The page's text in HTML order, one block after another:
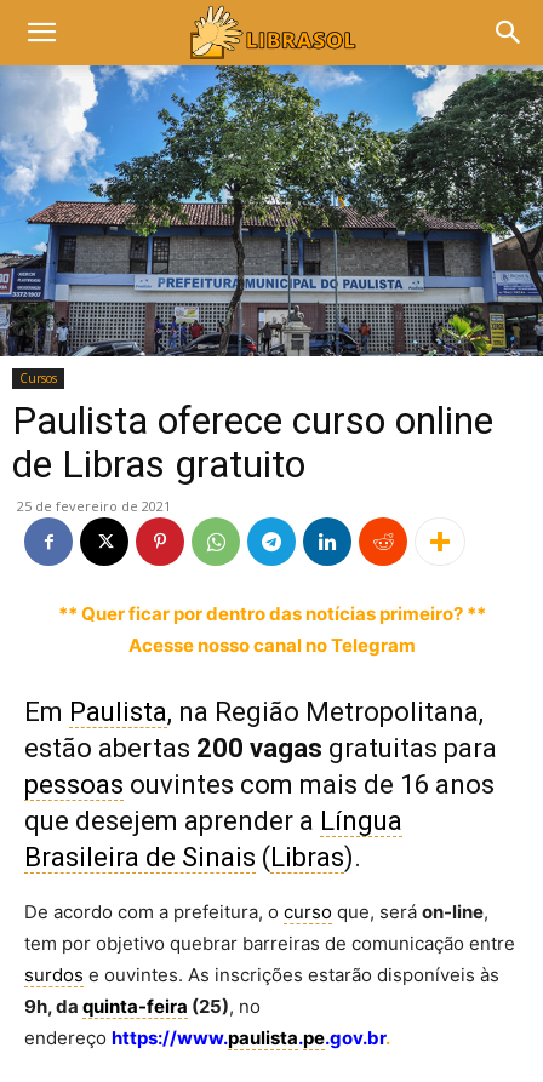
Cursos
Paulista oferece curso online
de Libras gratuito
25 de fevereiro de 2021
** Quer ficar por dentro das notícias primeiro? **
Acesse nosso canal no Telegram
Em Paulista, na Região Metropolitana,
estão abertas 200 vagas gratuitas para
pessoas ouvintes com mais de 16 anos
que desejem aprender a Língua
Brasileira de Sinais (Libras).
De acordo com a prefeitura, o curso que, será on-line,
tem por objetivo quebrar barreiras de comunicação entre
surdos e ouvintes. As inscrições estarão disponíveis às
9h, da quinta-feira (25), no
endereço https://www.paulista.pe.gov.br.